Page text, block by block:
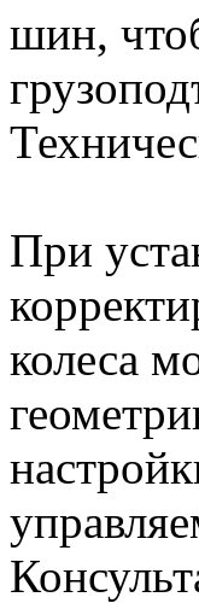
шин,
При
колеса